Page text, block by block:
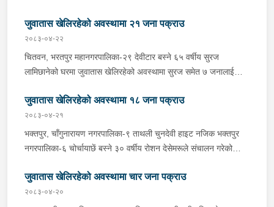
जुवातास खेलिरहेको अवस्थामा २१ जना पक्राउ
२०८३-०४-२२
चितवन, भरतपुर महानगरपालिका-२९ देवीटार बस्ने ६५ वर्षीय सुरज
लामिछानेको घरमा जुवातास खेलिरहेको अवस्थामा सुरज समेत ७ जनालाई
चितवनबाट खटिएको प्रहरीले उनीहरूलाई नगद १६ हजार २ सय ६५ रूपैयाँ
र ३ बुक तास सहित पक्राउ गरेको हो । यसैगरी चितवन, भरतपुर
महानगरपालिका-११ गोर्खालीटोल बस्ने बाला गुरूङको घरमा जुवातास
खेलिरहेको अवस्थामा सोही महानगरपालिका-११ बसेनी बस्ने ५० वर्षीय राजेश
प्रहरी कार्यालय चितवनबाट खटिएको प्रहरीले उनीहरूलाई नगद ८७ हजार ६
सय ७० रूपैयाँ र ४ बुक तास सहित पक्राउ गरेको हो । कञ्चनपुर, भीमदत्त
नगरपालिका-१८ मदन चोकस्थित ४२ वर्षीय देब बहादुर चन्दले संचालन गरेको
जुवातास खेलिरहेको अवस्थामा १८ जना पक्राउ
२०८३-०४-२१
भक्तपुर, चाँगुनारायण नगरपालिका-९ ताथली चुनदेवी हाइट नजिक भक्तपुर
नगरपालिका-६ चोर्चायाछें बस्ने ३० वर्षीय रोशन देसेमरूले संचालन गरेको
राति प्रहरीले पक्राउ गरेको छ । अस्थायी प्रहरी पोष्ट ताथलीबाट खटिएको
प्रहरीले उनीहरूलाई नगद १८ हजार ५ सय ५५ रूपैयाँ र ३ बुक तास सहित
जुवातास खेलिरहेको अवस्थामा चार जना पक्राउ
२०८३-०४-२०